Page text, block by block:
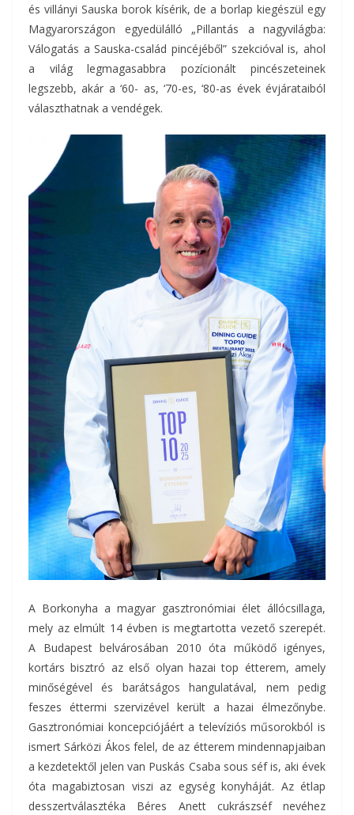
és villányi Sauska borok kísérik, de a borlap kiegészül egy
Magyarországon egyedülálló „Pillantás a nagyvilágba:
Válogatás a Sauska-család pincéjéből” szekcióval is, ahol
a világ legmagasabbra pozícionált pincészeteinek
legszebb, akár a ‘60- as, ‘70-es, ‘80-as évek évjárataiból
választhatnak a vendégek.
A Borkonyha a magyar gasztronómiai élet állócsillaga,
mely az elmúlt 14 évben is megtartotta vezető szerepét.
A Budapest belvárosában 2010 óta működő igényes,
kortárs bisztró az első olyan hazai top étterem, amely
minőségével és barátságos hangulatával, nem pedig
feszes éttermi szervizével került a hazai élmezőnybe.
Gasztronómiai koncepciójáért a televíziós műsorokból is
ismert Sárközi Ákos felel, de az étterem mindennapjaiban
a kezdetektől jelen van Puskás Csaba sous séf is, aki évek
óta magabiztosan viszi az egység konyháját. Az étlap
desszertválasztéka Béres Anett cukrászséf nevéhez